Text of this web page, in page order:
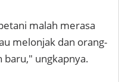
malah merasa
melonjak dan orang-
baru," ungkapnya.